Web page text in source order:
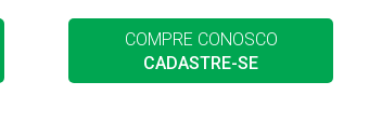
COMPRE CONOSCO
CADASTRE-SE